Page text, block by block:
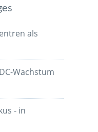
als
Wachstum
- in